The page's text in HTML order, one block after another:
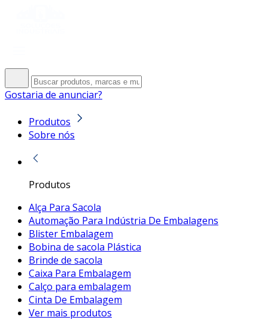
Gostaria de anunciar?
Produtos
Sobre nós
Produtos
Alça Para Sacola
Automação Para Indústria De Embalagens
Blister Embalagem
Bobina de sacola Plástica
Brinde de sacola
Caixa Para Embalagem
Calço para embalagem
Cinta De Embalagem
Ver mais produtos